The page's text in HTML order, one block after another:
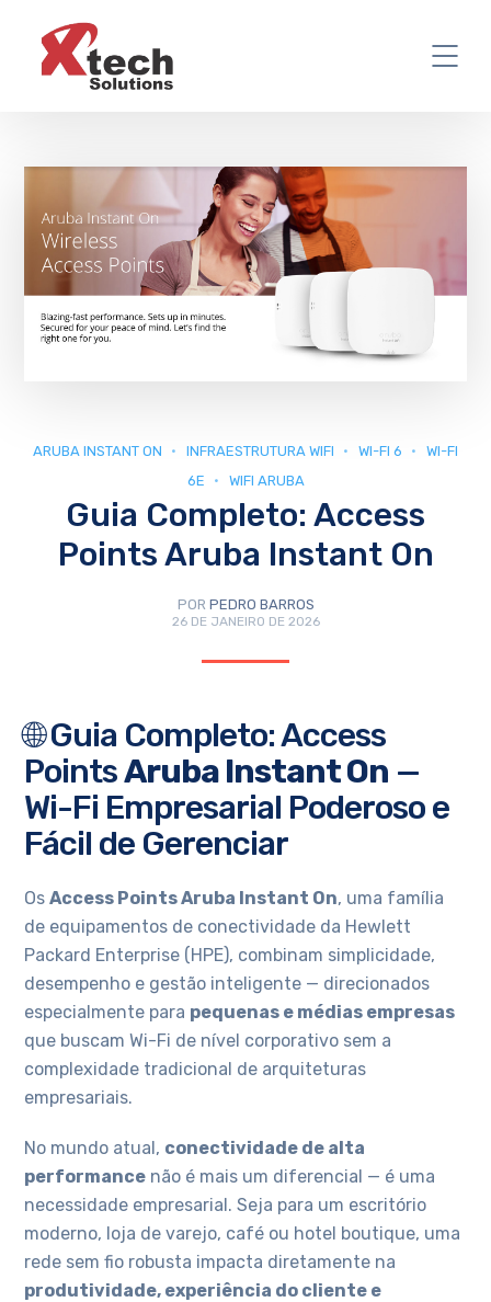
ARUBA INSTANT ON INFRAESTRUTURA WIFI WI-FI 6
WI-FI
6E
WIFI ARUBA
Guia Completo: Access
Points Aruba Instant On
POR PEDRO BARROS
26 DE JANEIRO DE 2026
🌐 Guia Completo: Access
PointsAruba Instant On —
Wi-Fi Empresarial Poderoso e
Fácil de Gerenciar
OsAccess Points Aruba Instant On, uma família
de equipamentos de conectividade da Hewlett
Packard Enterprise (HPE), combinam simplicidade,
desempenho e gestão inteligente — direcionados
especialmente para pequenas e médias empresas
que buscam Wi-Fi de nível corporativo sem a
complexidade tradicional de arquiteturas
empresariais.
No mundo atual, conectividade de alta
performance não é mais um diferencial — é uma
necessidade empresarial. Seja para um escritório
moderno, loja de varejo, café ou hotel boutique, uma
rede sem fio robusta impacta diretamente na
produtividade, experiência do cliente e